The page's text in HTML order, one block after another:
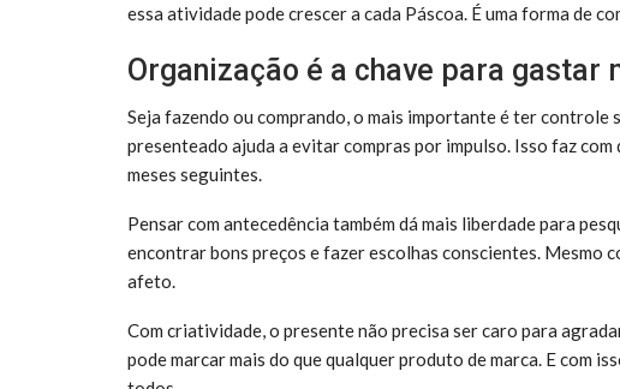
essa atividade pode crescer a cada Páscoa. É uma forma de
Organização é a chave para gastar
Seja fazendo ou comprando, o mais importante é ter controle
presenteado ajuda a evitar compras por impulso. Isso faz
meses seguintes.
Pensar com antecedência também dá mais liberdade para
encontrar bons preços e fazer escolhas conscientes. Mesmo
afeto.
Com criatividade, o presente não precisa ser caro para
pode marcar mais do que qualquer produto de marca. E com